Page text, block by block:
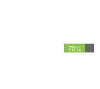
70%